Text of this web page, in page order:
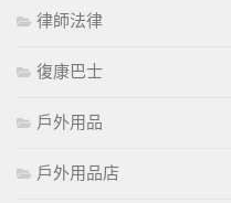
律師法律
復康巴士
戶外用品
戶外用品店